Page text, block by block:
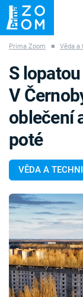
ZÁHADY
Témata
Témata
Pořady
TV Program
Časopis
Prima Zoom ■ Věda a
VĚDA A
S
V
oblečení
poté